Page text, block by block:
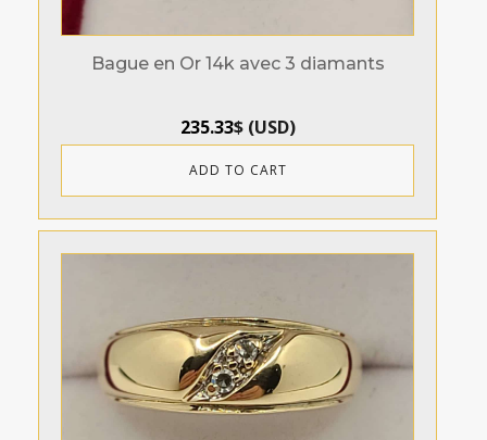
Bague en Or 14k avec 3 diamants
235.33$(USD)
ADD TO CART